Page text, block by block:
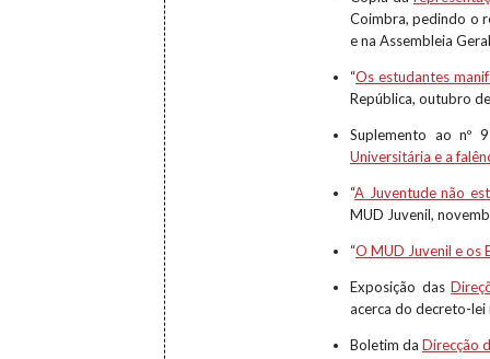
Coimbra, pedindo o
e na Assembleia
“Os estudantes
República, outubro
Suplemento ao nº
Universitária e a
“A Juventude não
MUD Juvenil,
“O MUD Juvenil e os
Exposição das
acerca do decreto-lei
Boletim daDirecção